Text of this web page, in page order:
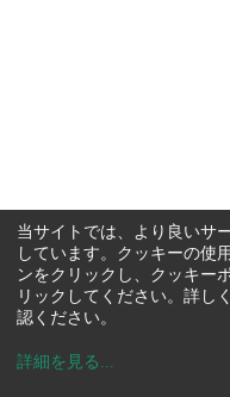
当サイトでは、より良いサ
しています。クッキーの使
ンをクリックし、クッキー
リックしてください。詳し
認ください。
詳細を見る ...